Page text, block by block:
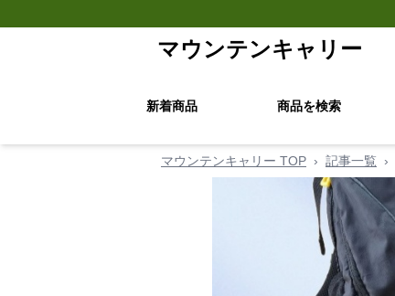
マウンテンキャリー
新着商品 商品を検索
マウンテンキャリー TOP › 記事一覧 ›